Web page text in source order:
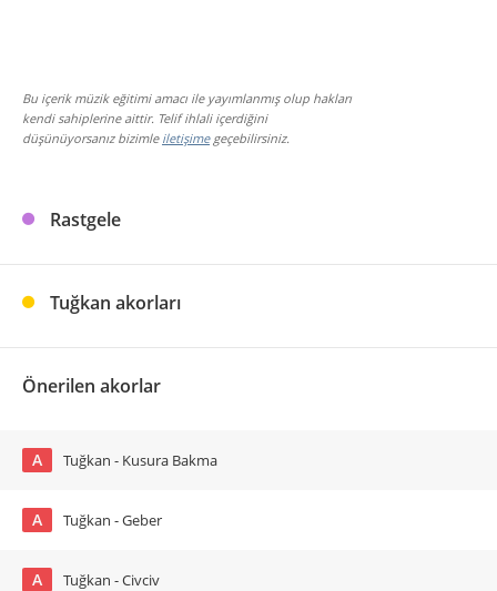
Bu içerik müzik eğitimi amacı ile yayımlanmış olup hakları
kendi sahiplerine aittir. Telif ihlali içerdiğini
düşünüyorsanız bizimle iletişimegeçebilirsiniz.
Rastgele
Tuğkan akorları
Önerilen akorlar
A Tuğkan - Kusura Bakma
A Tuğkan - Geber
A Tuğkan - Civciv